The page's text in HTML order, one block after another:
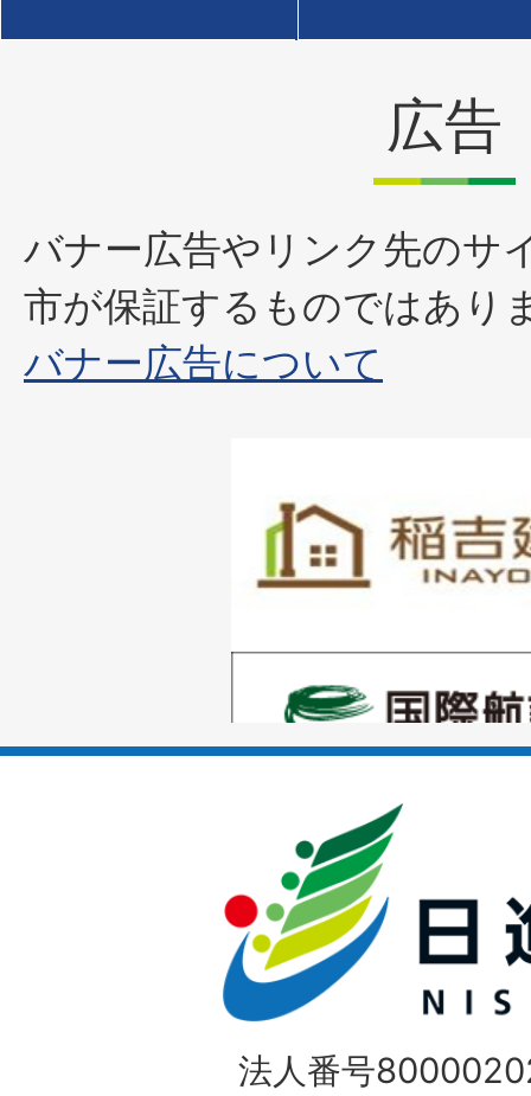
広告
バナー広告やリンク先のサ
市が保証するものではあり
バナー広告について
枚
目
ラ
枚
ス
ラ
イ
ド
1
枚
目
の
法人番号